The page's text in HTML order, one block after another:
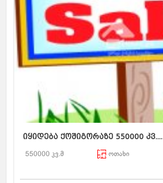
იყიდება ქოშიგორაზე 550000 კვ....
550000 კვ.მ ოთახი